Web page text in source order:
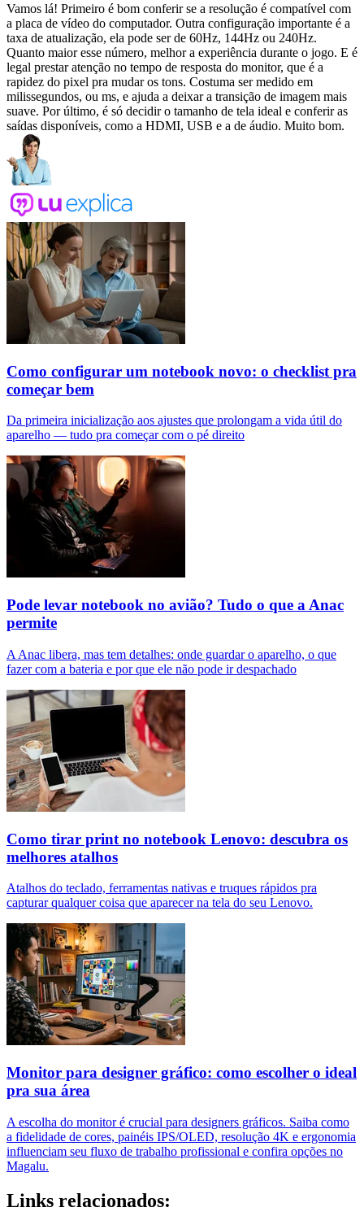
Vamos lá! Primeiro é bom conferir se a resolução é compatível com
a placa de vídeo do computador. Outra configuração importante é a
taxa de atualização, ela pode ser de 60Hz, 144Hz ou 240Hz.
Quanto maior esse número, melhor a experiência durante o jogo. E é
legal prestar atenção no tempo de resposta do monitor, que é a
rapidez do pixel pra mudar os tons. Costuma ser medido em
milissegundos, ou ms, e ajuda a deixar a transição de imagem mais
suave. Por último, é só decidir o tamanho de tela ideal e conferir as
saídas disponíveis, como a HDMI, USB e a de áudio. Muito bom.
Como configurar um notebook novo: o checklist pra
começar bem
Da primeira inicialização aos ajustes que prolongam a vida útil do
aparelho — tudo pra começar com o pé direito
Pode levar notebook no avião? Tudo o que a Anac
permite
A Anac libera, mas tem detalhes: onde guardar o aparelho, o que
fazer com a bateria e por que ele não pode ir despachado
Como tirar print no notebook Lenovo: descubra os
melhores atalhos
Atalhos do teclado, ferramentas nativas e truques rápidos pra
capturar qualquer coisa que aparecer na tela do seu Lenovo.
Monitor para designer gráfico: como escolher o ideal
pra sua área
A escolha do monitor é crucial para designers gráficos. Saiba como
a fidelidade de cores, painéis IPS/OLED, resolução 4K e ergonomia
influenciam seu fluxo de trabalho profissional e confira opções no
Magalu.
Links relacionados: